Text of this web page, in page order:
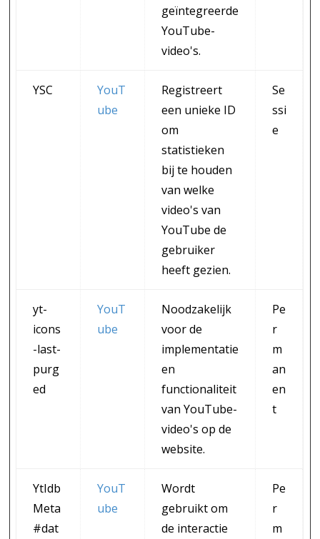
geïntegreerde
YouTube-
video's.
YSC
YouT
ube
Registreert
een unieke ID
om
statistieken
bij te houden
van welke
video's van
YouTube de
gebruiker
heeft gezien.
Se
ssi
e
yt-
icons
-last-
purg
ed
YouT
ube
Noodzakelijk
voor de
implementatie
en
functionaliteit
van YouTube-
video's op de
website.
Pe
r
m
an
en
t
YtIdb
Meta
#dat
YouT
ube
Wordt
gebruikt om
de interactie
Pe
r
m